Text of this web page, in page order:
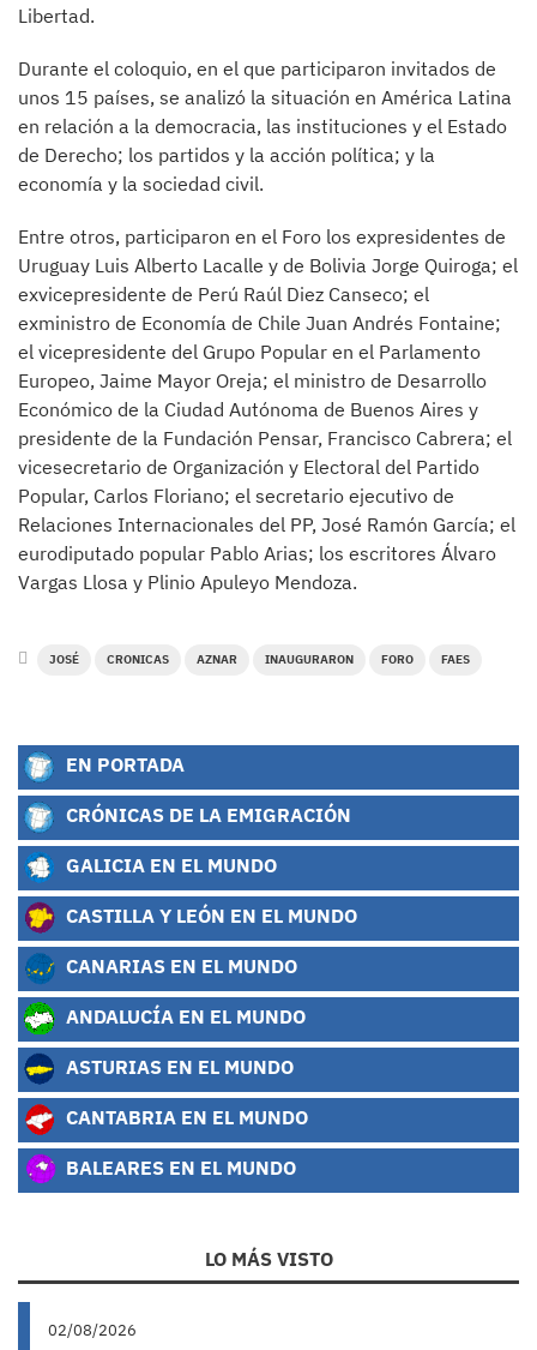
Libertad.
Durante el coloquio, en el que participaron invitados de
unos 15 países, se analizó la situación en América Latina
en relación a la democracia, las instituciones y el Estado
de Derecho; los partidos y la acción política; y la
economía y la sociedad civil.
Entre otros, participaron en el Foro los expresidentes de
Uruguay Luis Alberto Lacalle y de Bolivia Jorge Quiroga; el
exvicepresidente de Perú Raúl Diez Canseco; el
exministro de Economía de Chile Juan Andrés Fontaine;
el vicepresidente del Grupo Popular en el Parlamento
Europeo, Jaime Mayor Oreja; el ministro de Desarrollo
Económico de la Ciudad Autónoma de Buenos Aires y
presidente de la Fundación Pensar, Francisco Cabrera; el
vicesecretario de Organización y Electoral del Partido
Popular, Carlos Floriano; el secretario ejecutivo de
Relaciones Internacionales del PP, José Ramón García; el
eurodiputado popular Pablo Arias; los escritores Álvaro
Vargas Llosa y Plinio Apuleyo Mendoza.
JOSÉ CRONICAS AZNAR INAUGURARON FORO FAES
EN PORTADA
CRÓNICAS DE LA EMIGRACIÓN
GALICIA EN EL MUNDO
CASTILLA Y LEÓN EN EL MUNDO
CANARIAS EN EL MUNDO
ANDALUCÍA EN EL MUNDO
ASTURIAS EN EL MUNDO
CANTABRIA EN EL MUNDO
BALEARES EN EL MUNDO
LO MÁS VISTO
02/08/2026